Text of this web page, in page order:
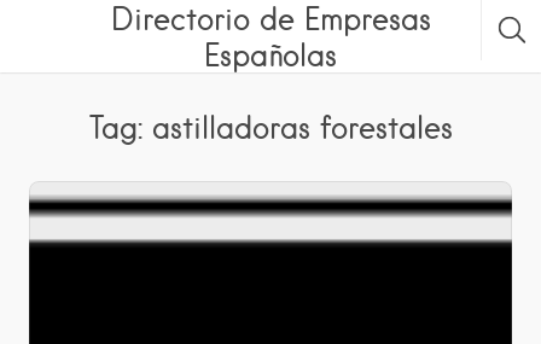
Directorio de Empresas
Españolas
Tag: astilladoras forestales